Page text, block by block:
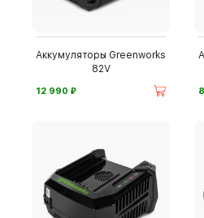
Аккумуляторы Greenworks
82V
12 990 ⃏